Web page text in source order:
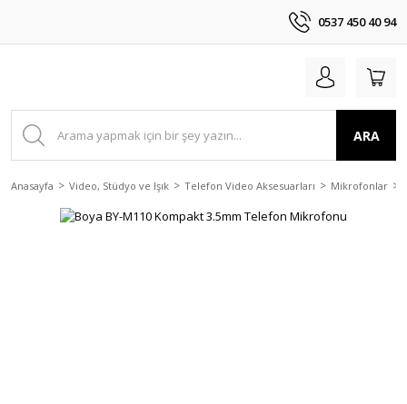
0537 450 40 94
ARA
Anasayfa Video, Stüdyo ve Işık Telefon Video Aksesuarları Mikrofonlar